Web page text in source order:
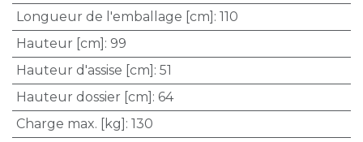
Longueur de l'emballage [cm] : 110
Hauteur [cm] : 99
Hauteur d'assise [cm] : 51
Hauteur dossier [cm] : 64
Charge max. [kg] : 130